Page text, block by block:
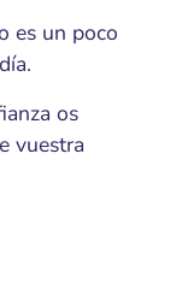
es un poco
os
vuestra